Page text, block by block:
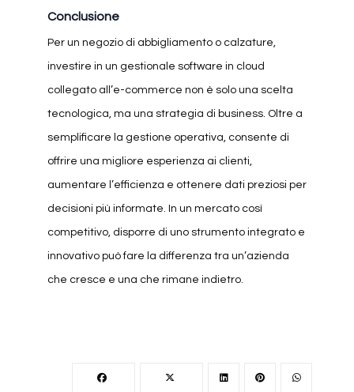
Conclusione
Per un negozio di abbigliamento o calzature,
investire in un gestionale software in cloud
collegato all’e-commerce non è solo una scelta
tecnologica, ma una strategia di business. Oltre a
semplificare la gestione operativa, consente di
offrire una migliore esperienza ai clienti,
aumentare l’efficienza e ottenere dati preziosi per
decisioni più informate. In un mercato così
competitivo, disporre di uno strumento integrato e
innovativo può fare la differenza tra un’azienda
che cresce e una che rimane indietro.